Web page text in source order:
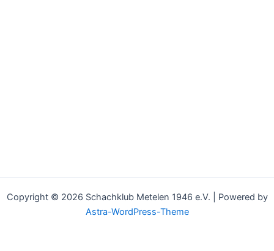
Copyright © 2026 Schachklub Metelen 1946 e.V. | Powered by
Astra-WordPress-Theme